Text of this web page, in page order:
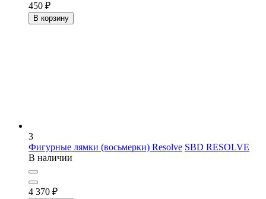
450 ₽
В корзину
3
Фигурные лямки (восьмерки) Resolve SBD RESOLVE
В наличии
4 370 ₽